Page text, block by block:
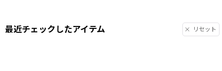
最近チェックしたアイテム リセット